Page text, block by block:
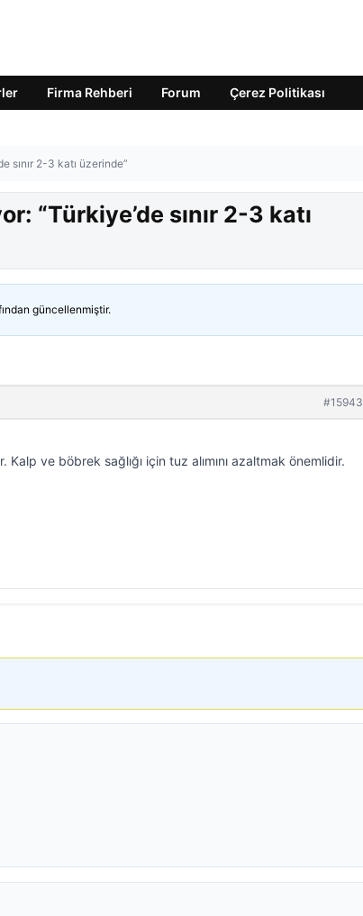
Firma Rehberi Forum Çerez Politikası
sınır 2-3 katı üzerinde”
“Türkiye’de sınır 2-3 katı
güncellenmiştir.
#15943
ve böbrek sağlığı için tuz alımını azaltmak önemlidir.